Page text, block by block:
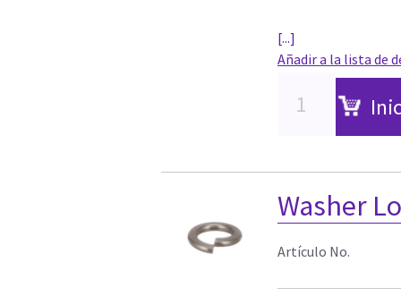
[...]
Añadir a la lista de
Washer
Artículo No.